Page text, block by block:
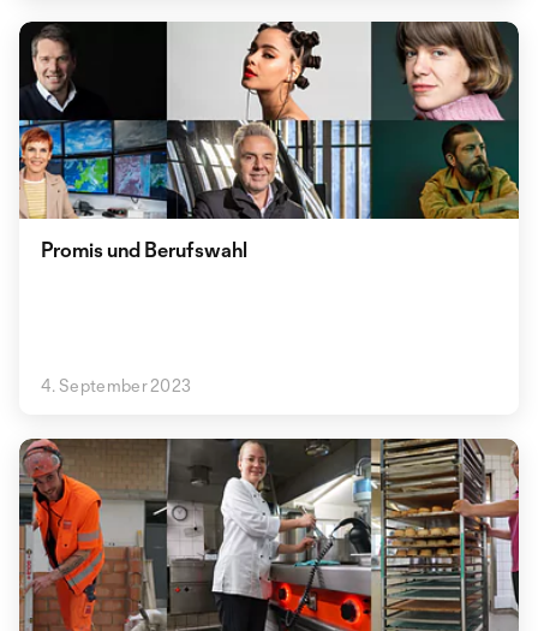
Promis und Berufswahl
4. September 2023